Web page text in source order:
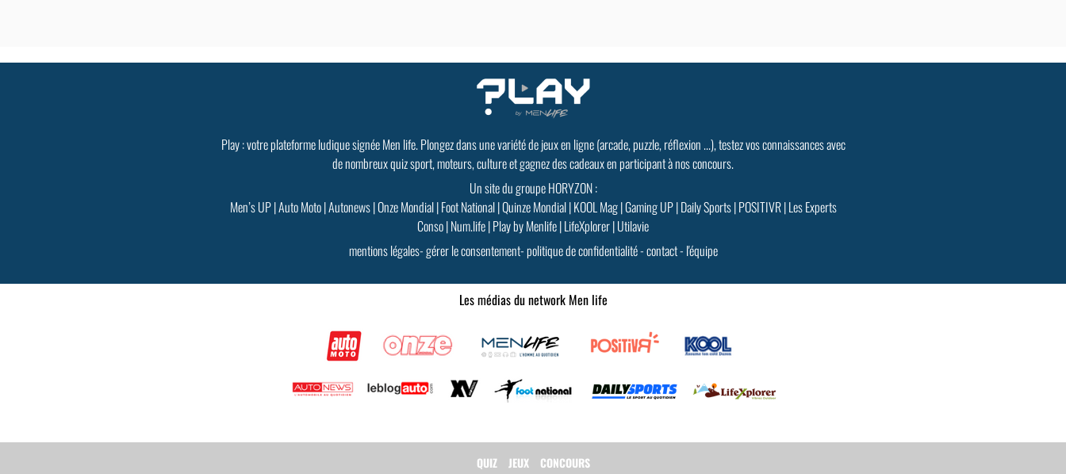
Play : votre plateforme ludique signée Men life. Plongez dans une variété de jeux en ligne (arcade, puzzle, réflexion ...), testez vos connaissances avec
de nombreux quiz sport, moteurs, culture et gagnez des cadeaux en participant à nos concours.
Un site du groupe HORYZON :
Men’s UP|Auto Moto|Autonews|Onze Mondial|Foot National|Quinze Mondial|KOOL Mag|Gaming UP|Daily Sports|POSITIVR|Les Experts
Conso|Num.life|Play by Menlife|LifeXplorer|Utilavie
mentions légales-gérer le consentement-politique de confidentialité-contact- l'équipe
Les médias du network Men life
QUIZ JEUX CONCOURS